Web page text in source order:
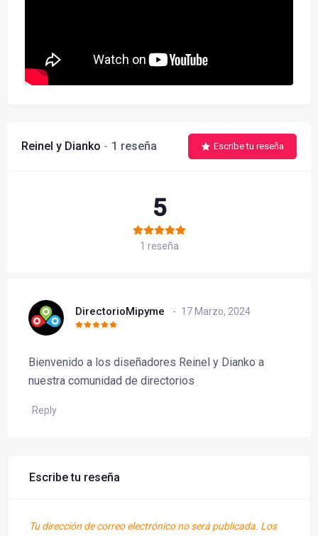
Reinel y Dianko 1 reseña Escribe tu reseña
5
1 reseña
DirectorioMipyme 17 Marzo, 2024
Bienvenido a los diseñadores Reinel y Dianko a
nuestra comunidad de directorios
Reply
Escribe tu reseña
Tu dirección de correo electrónico no será publicada. Los